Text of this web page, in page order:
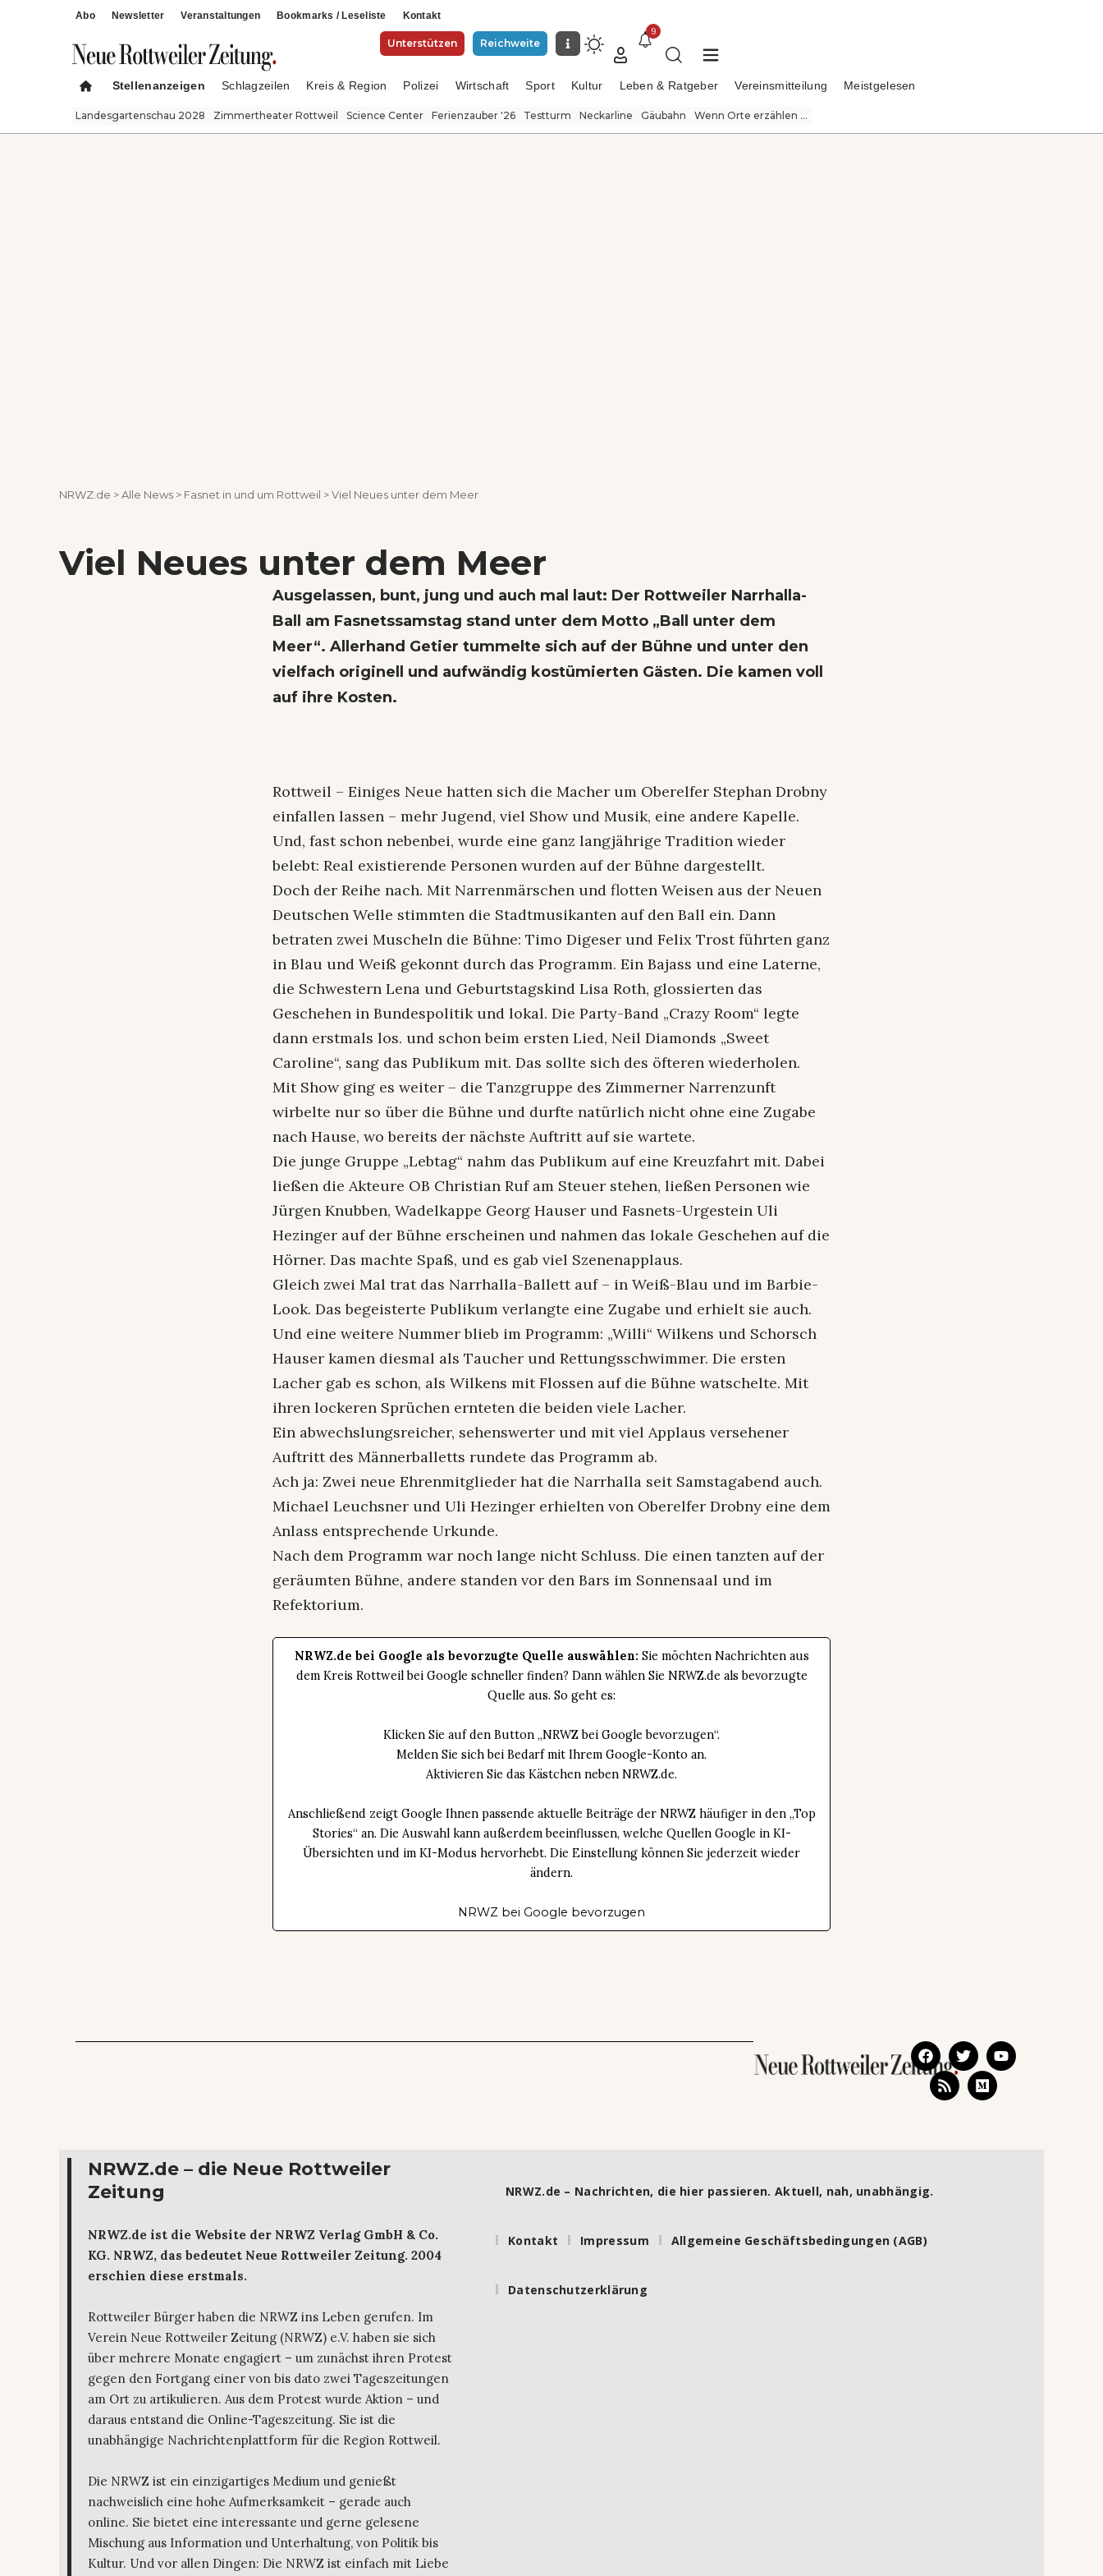
Abo Newsletter Veranstaltungen Bookmarks / Leseliste Kontakt
Unterstützen Reichweite
9
Stellenanzeigen Schlagzeilen Kreis & Region Polizei Wirtschaft Sport Kultur Leben & Ratgeber Vereinsmitteilung Meistgelesen
Landesgartenschau 2028 Zimmertheater Rottweil Science Center Ferienzauber '26 Testturm Neckarline Gäubahn Wenn Orte erzählen ...
NRWZ.de >Alle News > Fasnet in und um Rottweil >Viel Neues unter dem Meer
Viel Neues unter dem Meer
Ausgelassen, bunt, jung und auch mal laut: Der Rottweiler Narrhalla-
Ball am Fasnetssamstag stand unter dem Motto „Ball unter dem
Meer“. Allerhand Getier tummelte sich auf der Bühne und unter den
vielfach originell und aufwändig kostümierten Gästen. Die kamen voll
auf ihre Kosten.
Rottweil – Einiges Neue hatten sich die Macher um Oberelfer Stephan Drobny
einfallen lassen – mehr Jugend, viel Show und Musik, eine andere Kapelle.
Und, fast schon nebenbei, wurde eine ganz langjährige Tradition wieder
belebt: Real existierende Personen wurden auf der Bühne dargestellt.
Doch der Reihe nach. Mit Narrenmärschen und flotten Weisen aus der Neuen
Deutschen Welle stimmten die Stadtmusikanten auf den Ball ein. Dann
betraten zwei Muscheln die Bühne: Timo Digeser und Felix Trost führten ganz
in Blau und Weiß gekonnt durch das Programm. Ein Bajass und eine Laterne,
die Schwestern Lena und Geburtstagskind Lisa Roth, glossierten das
Geschehen in Bundespolitik und lokal. Die Party-Band „Crazy Room“ legte
dann erstmals los. und schon beim ersten Lied, Neil Diamonds „Sweet
Caroline“, sang das Publikum mit. Das sollte sich des öfteren wiederholen.
Mit Show ging es weiter – die Tanzgruppe des Zimmerner Narrenzunft
wirbelte nur so über die Bühne und durfte natürlich nicht ohne eine Zugabe
nach Hause, wo bereits der nächste Auftritt auf sie wartete.
Die junge Gruppe „Lebtag“ nahm das Publikum auf eine Kreuzfahrt mit. Dabei
ließen die Akteure OB Christian Ruf am Steuer stehen, ließen Personen wie
Jürgen Knubben, Wadelkappe Georg Hauser und Fasnets-Urgestein Uli
Hezinger auf der Bühne erscheinen und nahmen das lokale Geschehen auf die
Hörner. Das machte Spaß, und es gab viel Szenenapplaus.
Gleich zwei Mal trat das Narrhalla-Ballett auf – in Weiß-Blau und im Barbie-
Look. Das begeisterte Publikum verlangte eine Zugabe und erhielt sie auch.
Und eine weitere Nummer blieb im Programm: „Willi“ Wilkens und Schorsch
Hauser kamen diesmal als Taucher und Rettungsschwimmer. Die ersten
Lacher gab es schon, als Wilkens mit Flossen auf die Bühne watschelte. Mit
ihren lockeren Sprüchen ernteten die beiden viele Lacher.
Ein abwechslungsreicher, sehenswerter und mit viel Applaus versehener
Auftritt des Männerballetts rundete das Programm ab.
Ach ja: Zwei neue Ehrenmitglieder hat die Narrhalla seit Samstagabend auch.
Michael Leuchsner und Uli Hezinger erhielten von Oberelfer Drobny eine dem
Anlass entsprechende Urkunde.
Nach dem Programm war noch lange nicht Schluss. Die einen tanzten auf der
geräumten Bühne, andere standen vor den Bars im Sonnensaal und im
Refektorium.
NRWZ.de bei Google als bevorzugte Quelle auswählen: Sie möchten Nachrichten aus
dem Kreis Rottweil bei Google schneller finden? Dann wählen Sie NRWZ.de als bevorzugte
Quelle aus. So geht es:
Klicken Sie auf den Button „NRWZ bei Google bevorzugen“.
Melden Sie sich bei Bedarf mit Ihrem Google-Konto an.
Aktivieren Sie das Kästchen neben NRWZ.de.
Anschließend zeigt Google Ihnen passende aktuelle Beiträge der NRWZ häufiger in den „Top
Stories“ an. Die Auswahl kann außerdem beeinflussen, welche Quellen Google in KI-
Übersichten und im KI-Modus hervorhebt. Die Einstellung können Sie jederzeit wieder
ändern.
NRWZ bei Google bevorzugen
NRWZ.de – die Neue Rottweiler
Zeitung
NRWZ.de ist die Website der NRWZ Verlag GmbH & Co.
KG. NRWZ, das bedeutet Neue Rottweiler Zeitung. 2004
erschien diese erstmals.
Rottweiler Bürger haben die NRWZ ins Leben gerufen. Im
Verein Neue Rottweiler Zeitung (NRWZ) e.V. haben sie sich
über mehrere Monate engagiert – um zunächst ihren Protest
gegen den Fortgang einer von bis dato zwei Tageszeitungen
am Ort zu artikulieren. Aus dem Protest wurde Aktion – und
daraus entstand die Online-Tageszeitung. Sie ist die
unabhängige Nachrichtenplattform für die Region Rottweil.
Die NRWZ ist ein einzigartiges Medium und genießt
nachweislich eine hohe Aufmerksamkeit – gerade auch
online. Sie bietet eine interessante und gerne gelesene
Mischung aus Information und Unterhaltung, von Politik bis
Kultur. Und vor allen Dingen: Die NRWZ ist einfach mit Liebe
NRWZ.de – Nachrichten, die hier passieren. Aktuell, nah, unabhängig.
Kontakt Impressum Allgemeine Geschäftsbedingungen (AGB)
Datenschutzerklärung